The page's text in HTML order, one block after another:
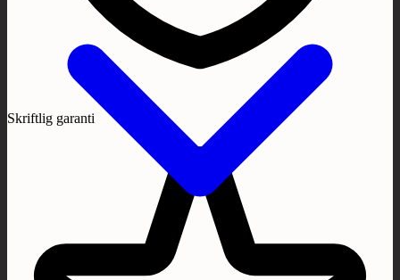
Skriftlig garanti